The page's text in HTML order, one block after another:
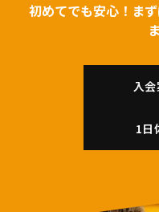
初めてでも安心！ま
入
1日